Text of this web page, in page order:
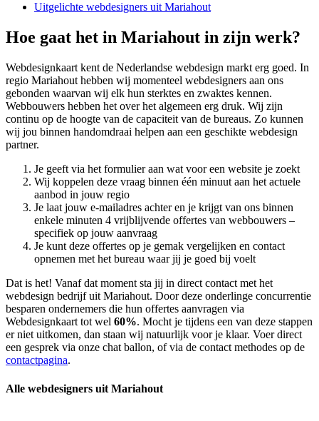
Uitgelichte webdesigners uit Mariahout
Hoe gaat het in Mariahout in zijn werk?
Webdesignkaart kent de Nederlandse webdesign markt erg goed. In
regio Mariahout hebben wij momenteel webdesigners aan ons
gebonden waarvan wij elk hun sterktes en zwaktes kennen.
Webbouwers hebben het over het algemeen erg druk. Wij zijn
continu op de hoogte van de capaciteit van de bureaus. Zo kunnen
wij jou binnen handomdraai helpen aan een geschikte webdesign
partner.
Je geeft via het formulier aan wat voor een website je zoekt
Wij koppelen deze vraag binnen één minuut aan het actuele
aanbod in jouw regio
Je laat jouw e-mailadres achter en je krijgt van ons binnen
enkele minuten 4 vrijblijvende offertes van webbouwers –
specifiek op jouw aanvraag
Je kunt deze offertes op je gemak vergelijken en contact
opnemen met het bureau waar jij je goed bij voelt
Dat is het! Vanaf dat moment sta jij in direct contact met het
webdesign bedrijf uit Mariahout. Door deze onderlinge concurrentie
besparen ondernemers die hun offertes aanvragen via
Webdesignkaart tot wel 60%. Mocht je tijdens een van deze stappen
er niet uitkomen, dan staan wij natuurlijk voor je klaar. Voer direct
een gesprek via onze chat ballon, of via de contact methodes op de
contactpagina.
Alle webdesigners uit Mariahout